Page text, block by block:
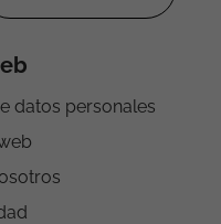
datos personales